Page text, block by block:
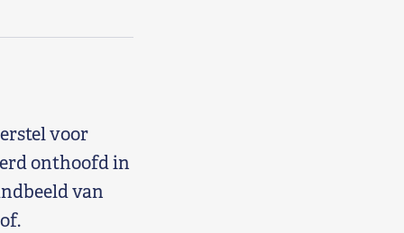
voor
onthoofd in
van